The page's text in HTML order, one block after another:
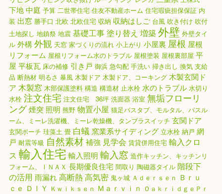
下地中庭 予算 二世帯住宅 住友不動産ホーム 住宅瑕疵担保保証 内
装 出窓 勝手口 北欧 北欧住宅 収納 収納はしご 台風 吹き付け 吹付
土地探し 地鎮祭 地震 基礎工事塗り替え 増築外壁 外壁タイ
ル 外構外観 天窓 家づくりの流れ 小上がり 小屋裏 屋根 屋根
リフォーム 屋根リフォーム水のトラブル 屋根塗装 屋根裏部屋 平
屋 平板瓦 床の補修 引き戸 御浜 急勾配 手洗い 掃き出し 換気 支給
品 断熱材 明るさ 暴風 木製ドア 木製ドア、コーキング 木製玄関ド
ア 木製窓 木部保護塗料 構造 構造材 止水栓 水のトラブル 水切り
水栓 注文住宅 注文住宅 36坪 洗面器 浴室 無垢フローリ
ング煙突 照明 熊野 物置小屋 猫足バスタブ、モルタル、バスル
ーム、ミーレ洗濯機、ミーレ乾燥機、タンブラスイッチ 玄関ドア
玄関ポーチ 珪藻土 畳 白蟻 窯業系サイディング 立水栓 納戸 網
戸 耐震等級 自然素材補強 見学会 賃貸併用住宅 輸入クロ
ス 輸入住宅 輸入照明 輸入窓 造作キッチン、キッチンリ
フォーム、ＩＮＡＸ 長期優良住宅 間取り 陶磁器タイル 階段下
の活用 雨漏れ高断熱高気密 鬼ヶ城 Ａｄｅｒｓｅｎ Ｂｒｕ
ｃｅ ＤＩＹ Ｋｗｉｋｓｅｎ Ｍａｒｖｉｎ ＯａｋｒｉｄｇｅＰｒ